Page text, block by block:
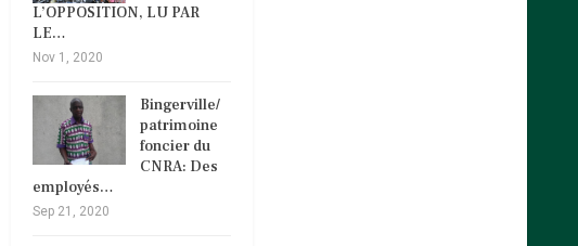
L’OPPOSITION, LU PAR
LE…
Nov 1, 2020
Bingerville/
patrimoine
foncier du
CNRA: Des
employés…
Sep 21, 2020